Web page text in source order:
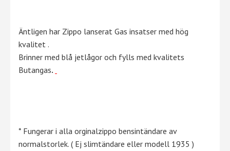
Äntligen har Zippo lanserat Gas insatser med hög
kvalitet .
Brinner med blå jetlågor och fylls med kvalitets
Butangas.
* Fungerar i alla orginalzippo bensintändare av
normalstorlek. ( Ej slimtändare eller modell 1935 )